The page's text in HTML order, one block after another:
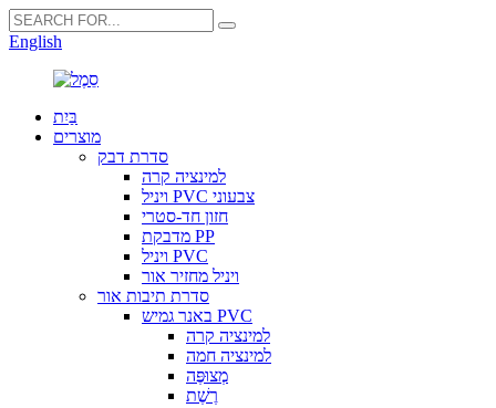
English
בַּיִת
מוצרים
סדרת דבק
למינציה קרה
ויניל PVC צבעוני
חזון חד-סטרי
מדבקת PP
ויניל PVC
ויניל מחזיר אור
סדרת תיבות אור
באנר גמיש PVC
למינציה קרה
למינציה חמה
מְצוּפֶּה
רֶשֶׁת